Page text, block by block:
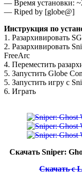
— Время установки:
— Riped by [globe@]
Инструкция по
1. Разархивировать
2. Разархивировать
FreeArc
4. Переместить
5. Запустить Globe
5. Запустить игру с
6. Играть
Скачать Sniper:
Скачать с